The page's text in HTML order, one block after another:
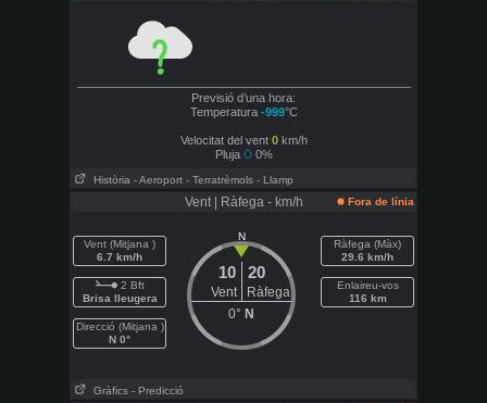
Previsió d’una hora:
Temperatura -999°C
Velocitat del vent 0km/h
Pluja
0%
Història - Aeroport - Terratrèmols - Llamp
Vent | Ràfega - km/h Fora de línia
Vent (Mitjana )
6.7 km/h
2 Bft
Brisa lleugera
Direcció (Mitjana )
N 0°
N
10 20
Vent
Ràfega
0° N
Ràfega (Màx)
29.6 km/h
Enlaireu-vos
116 km
Gràfics - Predicció